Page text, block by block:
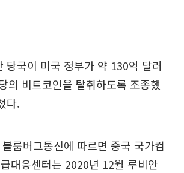
당국이 미국 정부가 약 130억 달러
의 비트코인을 탈취하도록 조종했
다.
룸버그통신에 따르면 중국 국가컴
대응센터는 2020년 12월 루비안